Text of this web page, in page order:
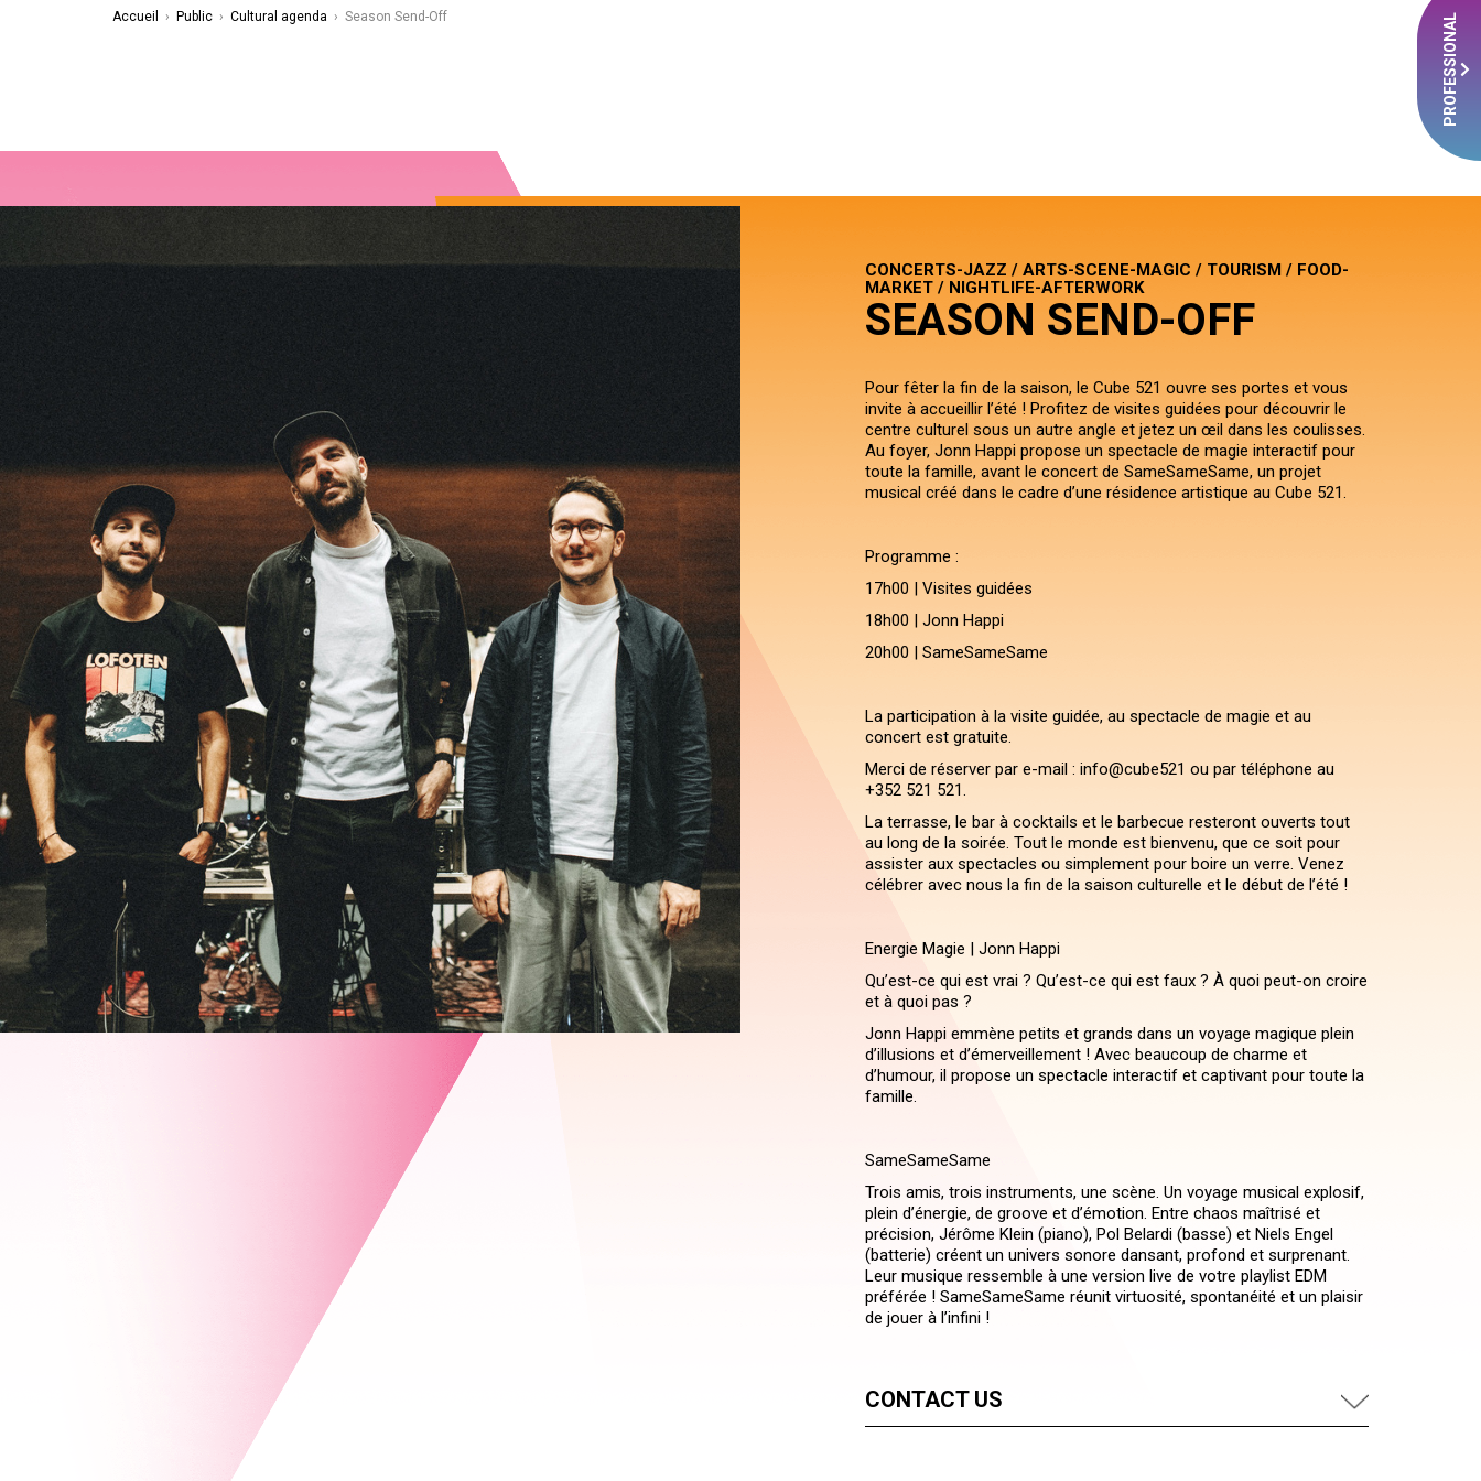
PROFESSIONAL
Accueil › Public › Cultural agenda › Season Send-Off
CONCERTS-JAZZ / ARTS-SCENE-MAGIC / TOURISM / FOOD-
MARKET / NIGHTLIFE-AFTERWORK
SEASON SEND-OFF
Pour fêter la fin de la saison, le Cube 521 ouvre ses portes et vous
invite à accueillir l’été ! Profitez de visites guidées pour découvrir le
centre culturel sous un autre angle et jetez un œil dans les coulisses.
Au foyer, Jonn Happi propose un spectacle de magie interactif pour
toute la famille, avant le concert de SameSameSame, un projet
musical créé dans le cadre d’une résidence artistique au Cube 521.
Programme :
17h00 | Visites guidées
18h00 | Jonn Happi
20h00 | SameSameSame
La participation à la visite guidée, au spectacle de magie et au
concert est gratuite.
Merci de réserver par e-mail : info@cube521 ou par téléphone au
+352 521 521.
La terrasse, le bar à cocktails et le barbecue resteront ouverts tout
au long de la soirée. Tout le monde est bienvenu, que ce soit pour
assister aux spectacles ou simplement pour boire un verre. Venez
célébrer avec nous la fin de la saison culturelle et le début de l’été !
Energie Magie | Jonn Happi
Qu’est-ce qui est vrai ? Qu’est-ce qui est faux ? À quoi peut-on croire
et à quoi pas ?
Jonn Happi emmène petits et grands dans un voyage magique plein
d’illusions et d’émerveillement ! Avec beaucoup de charme et
d’humour, il propose un spectacle interactif et captivant pour toute la
famille.
SameSameSame
Trois amis, trois instruments, une scène. Un voyage musical explosif,
plein d’énergie, de groove et d’émotion. Entre chaos maîtrisé et
précision, Jérôme Klein (piano), Pol Belardi (basse) et Niels Engel
(batterie) créent un univers sonore dansant, profond et surprenant.
Leur musique ressemble à une version live de votre playlist EDM
préférée ! SameSameSame réunit virtuosité, spontanéité et un plaisir
de jouer à l’infini !
CONTACT US